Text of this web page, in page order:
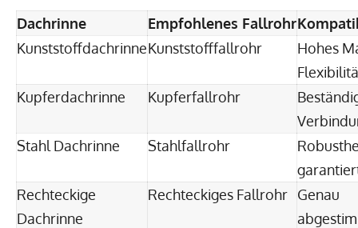
Dachrinne Empfohlenes Fallrohr
KunststoffdachrinneKunststofffallrohr
Hohes
Kupferdachrinne
Kupferfallrohr
Stahl Dachrinne
Stahlfallrohr
Rechteckige
Dachrinne
Rechteckiges Fallrohr Genau